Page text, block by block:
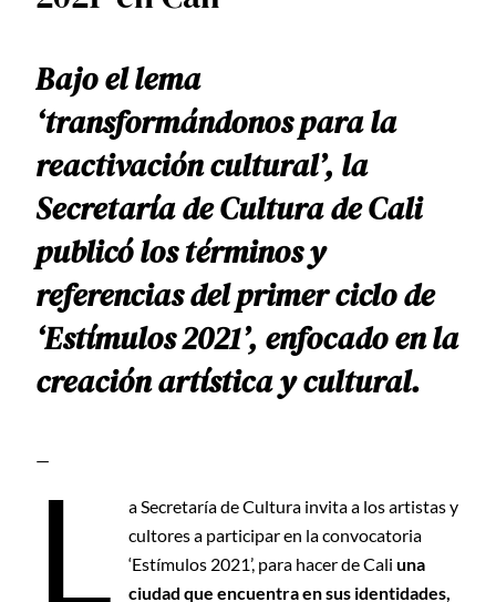
Bajo el lema
‘transformándonos para la
reactivación cultural’, la
Secretaría de Cultura de Cali
publicó los términos y
referencias del primer ciclo de
‘Estímulos 2021’, enfocado en la
creación artística y cultural.
—
L
a Secretaría de Cultura invita a los artistas y
cultores a participar en la convocatoria
‘Estímulos 2021’, para hacer de Cali una
ciudad que encuentra en sus identidades,